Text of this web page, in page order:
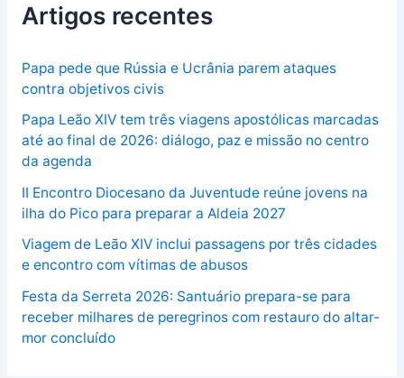
Artigos recentes
Papa pede que Rússia e Ucrânia parem ataques
contra objetivos civis
Papa Leão XIV tem três viagens apostólicas marcadas
até ao final de 2026: diálogo, paz e missão no centro
da agenda
II Encontro Diocesano da Juventude reúne jovens na
ilha do Pico para preparar a Aldeia 2027
Viagem de Leão XIV inclui passagens por três cidades
e encontro com vítimas de abusos
Festa da Serreta 2026: Santuário prepara-se para
receber milhares de peregrinos com restauro do altar-
mor concluído